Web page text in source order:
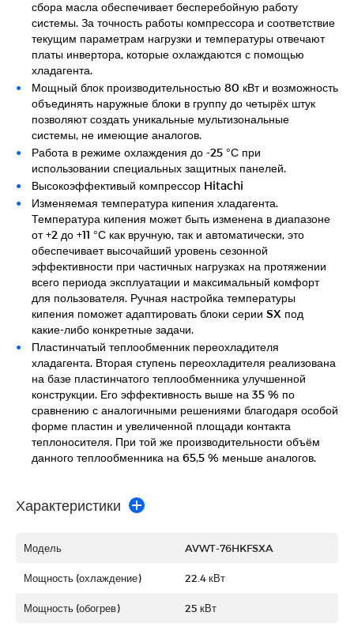
сбора масла обеспечивает бесперебойную работу
системы. За точность работы компрессора и соответствие
текущим параметрам нагрузки и температуры отвечают
платы инвертора, которые охлаждаются с помощью
хладагента.
Мощный блок производительностью 80 кВт и возможность
объединять наружные блоки в группу до четырёх штук
позволяют создать уникальные мультизональные
системы, не имеющие аналогов.
Работа в режиме охлаждения до -25 °С при
использовании специальных защитных панелей.
Высокоэффективый компрессор Hitachi
Изменяемая температура кипения хладагента.
Температура кипения может быть изменена в диапазоне
от +2 до +11 °С как вручную, так и автоматически, это
обеспечивает высочайший уровень сезонной
эффективности при частичных нагрузках на протяжении
всего периода эксплуатации и максимальный комфорт
для пользователя. Ручная настройка температуры
кипения поможет адаптировать блоки серии SX под
какие-либо конкретные задачи.
Пластинчатый теплообменник переохладителя
хладагента. Вторая ступень переохладителя реализована
на базе пластинчатого теплообменника улучшенной
конструкции. Его эффективность выше на 35 % по
сравнению с аналогичными решениями благодаря особой
форме пластин и увеличенной площади контакта
теплоносителя. При той же производительности объём
данного теплообменника на 65,5 % меньше аналогов.
Характеристики
Модель AVWT-76HKFSXA
Мощность (охлаждение) 22.4 кВт
Мощность (обогрев) 25 кВт